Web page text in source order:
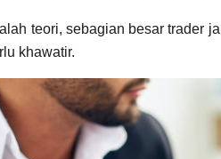
teori, sebagian besar trader
khawatir.